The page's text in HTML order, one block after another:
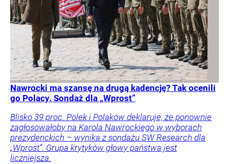
Nawrocki ma szansę na drugą kadencję? Tak ocenili
go Polacy. Sondaż dla „Wprost”
Blisko 39 proc. Polek i Polaków deklaruje, że ponownie
zagłosowałoby na Karola Nawrockiego w wyborach
prezydenckich – wynika z sondażu SW Research dla
„Wprost”. Grupa krytyków głowy państwa jest
liczniejsza.